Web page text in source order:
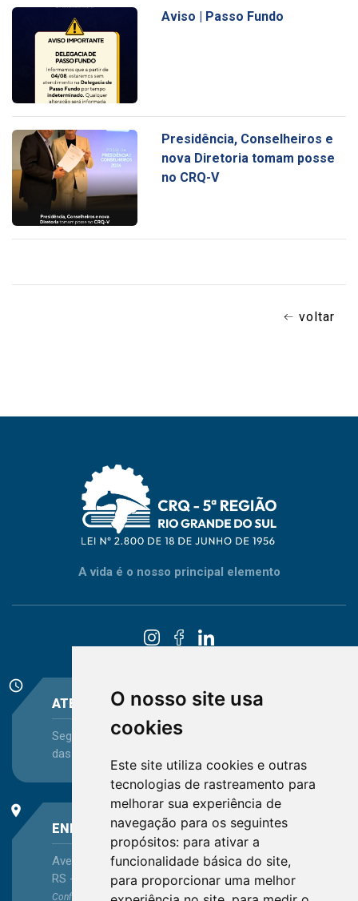
O nosso site usa
cookies
Este site utiliza cookies e outras
tecnologias de rastreamento para
melhorar sua experiência de
navegação para os seguintes
propósitos: para ativar a
funcionalidade básica do site,
para proporcionar uma melhor
Aviso | Passo Fundo
Presidência, Conselheiros e
nova Diretoria tomam posse
no CRQ-V
voltar
A vida é o nosso principal elemento
schedule
ATENDIMENTO
Segunda-feira a Sexta-feira - das 08:30 às 12:15 e
das 13:30 às 16:45
place
ENDEREÇO
Avenida Itaqui, 45, Bairro Petrópolis, Porto Alegre -
RS - CEP 90460-140
Confira as demaislocalizações no Estado